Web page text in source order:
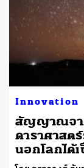
Innovation
สัญญาณจา
ดาราศาสต
นอกโลกได้